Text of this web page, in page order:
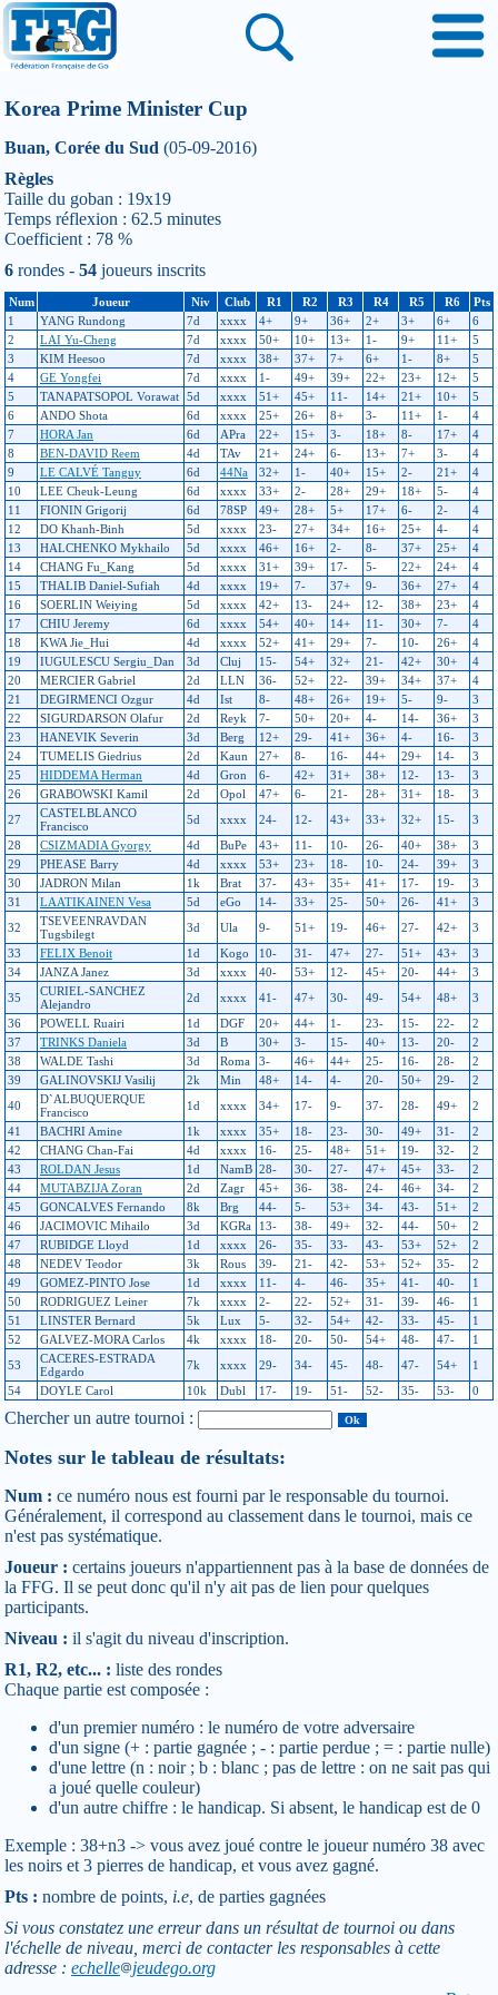
Korea Prime Minister Cup
Buan, Corée du Sud (05-09-2016)
Règles
Taille du goban : 19x19
Temps réflexion : 62.5 minutes
Coefficient : 78 %
6 rondes - 54 joueurs inscrits
Num Joueur Niv Club R1 R2 R3 R4 R5 R6
Pts
1
YANG Rundong 7d xxxx 4+ 9+ 36+ 2+ 3+ 6+
6
2
LAI Yu-Cheng 7d xxxx 50+ 10+ 13+ 1- 9+ 11+
5
3
KIM Heesoo 7d xxxx 38+ 37+ 7+ 6+ 1- 8+
5
4
GE Yongfei 7d xxxx 1- 49+ 39+ 22+ 23+ 12+
5
5
TANAPATSOPOL Vorawat 5d xxxx 51+ 45+ 11- 14+ 21+ 10+
5
6
ANDO Shota 6d xxxx 25+ 26+ 8+ 3- 11+ 1-
4
7
HORA Jan 6d APra 22+ 15+ 3- 18+ 8- 17+
4
8
BEN-DAVID Reem 4d TAv 21+ 24+ 6- 13+ 7+ 3-
4
9
LE CALVÉ Tanguy 6d 44Na 32+ 1- 40+ 15+ 2- 21+
4
10
LEE Cheuk-Leung 6d xxxx 33+ 2- 28+ 29+ 18+ 5-
4
11
FIONIN Grigorij 6d 78SP 49+ 28+ 5+ 17+ 6- 2-
4
12
DO Khanh-Binh 5d xxxx 23- 27+ 34+ 16+ 25+ 4-
4
13
HALCHENKO Mykhailo 5d xxxx 46+ 16+ 2- 8- 37+ 25+
4
14
CHANG Fu_Kang 5d xxxx 31+ 39+ 17- 5- 22+ 24+
4
15
THALIB Daniel-Sufiah 4d xxxx 19+ 7- 37+ 9- 36+ 27+
4
16
SOERLIN Weiying 5d xxxx 42+ 13- 24+ 12- 38+ 23+
4
17
CHIU Jeremy 6d xxxx 54+ 40+ 14+ 11- 30+ 7-
4
18
KWA Jie_Hui 4d xxxx 52+ 41+ 29+ 7- 10- 26+
4
19
IUGULESCU Sergiu_Dan 3d Cluj 15- 54+ 32+ 21- 42+ 30+
4
20
MERCIER Gabriel 2d LLN 36- 52+ 22- 39+ 34+ 37+
4
21
DEGIRMENCI Ozgur 4d Ist 8- 48+ 26+ 19+ 5- 9-
3
22
SIGURDARSON Olafur 2d Reyk 7- 50+ 20+ 4- 14- 36+
3
23
HANEVIK Severin 3d Berg 12+ 29- 41+ 36+ 4- 16-
3
24
TUMELIS Giedrius 2d Kaun 27+ 8- 16- 44+ 29+ 14-
3
25
HIDDEMA Herman 4d Gron 6- 42+ 31+ 38+ 12- 13-
3
26
GRABOWSKI Kamil 2d Opol 47+ 6- 21- 28+ 31+ 18-
3
27
CASTELBLANCO
Francisco
5d xxxx 24- 12- 43+ 33+ 32+ 15-
3
28
CSIZMADIA Gyorgy 4d BuPe 43+ 11- 10- 26- 40+ 38+
3
29
PHEASE Barry 4d xxxx 53+ 23+ 18- 10- 24- 39+
3
30
JADRON Milan 1k Brat 37- 43+ 35+ 41+ 17- 19-
3
31
LAATIKAINEN Vesa 5d eGo 14- 33+ 25- 50+ 26- 41+
3
32
TSEVEENRAVDAN
Tugsbilegt
3d Ula 9- 51+ 19- 46+ 27- 42+
3
33
FELIX Benoit 1d Kogo 10- 31- 47+ 27- 51+ 43+
3
34
JANZA Janez 3d xxxx 40- 53+ 12- 45+ 20- 44+
3
35
CURIEL-SANCHEZ
Alejandro
2d xxxx 41- 47+ 30- 49- 54+ 48+
3
36
POWELL Ruairi 1d DGF 20+ 44+ 1- 23- 15- 22-
2
37
TRINKS Daniela 3d B 30+ 3- 15- 40+ 13- 20-
2
38
WALDE Tashi 3d Roma 3- 46+ 44+ 25- 16- 28-
2
39
GALINOVSKIJ Vasilij 2k Min 48+ 14- 4- 20- 50+ 29-
2
40
D`ALBUQUERQUE
Francisco
1d xxxx 34+ 17- 9- 37- 28- 49+
2
41
BACHRI Amine 1k xxxx 35+ 18- 23- 30- 49+ 31-
2
42
CHANG Chan-Fai 4d xxxx 16- 25- 48+ 51+ 19- 32-
2
43
ROLDAN Jesus 1d NamB 28- 30- 27- 47+ 45+ 33-
2
44
MUTABZIJA Zoran 2d Zagr 45+ 36- 38- 24- 46+ 34-
2
45
GONCALVES Fernando 8k Brg 44- 5- 53+ 34- 43- 51+
2
46
JACIMOVIC Mihailo 3d KGRa 13- 38- 49+ 32- 44- 50+
2
47
RUBIDGE Lloyd 1d xxxx 26- 35- 33- 43- 53+ 52+
2
48
NEDEV Teodor 3k Rous 39- 21- 42- 53+ 52+ 35-
2
49
GOMEZ-PINTO Jose 1d xxxx 11- 4- 46- 35+ 41- 40-
1
50
RODRIGUEZ Leiner 7k xxxx 2- 22- 52+ 31- 39- 46-
1
51
LINSTER Bernard 5k Lux 5- 32- 54+ 42- 33- 45-
1
52
GALVEZ-MORA Carlos 4k xxxx 18- 20- 50- 54+ 48- 47-
1
53
CACERES-ESTRADA
Edgardo
7k xxxx 29- 34- 45- 48- 47- 54+
1
54
DOYLE Carol 10k Dubl 17- 19- 51- 52- 35- 53- 0
Chercher un autre tournoi :
Notes sur le tableau de résultats:
Num : ce numéro nous est fourni par le responsable du tournoi.
Généralement, il correspond au classement dans le tournoi, mais ce
n'est pas systématique.
Joueur : certains joueurs n'appartiennent pas à la base de données de
la FFG. Il se peut donc qu'il n'y ait pas de lien pour quelques
participants.
Niveau : il s'agit du niveau d'inscription.
R1, R2, etc... : liste des rondes
Chaque partie est composée :
d'un premier numéro : le numéro de votre adversaire
d'un signe (+ : partie gagnée ; - : partie perdue ; = : partie nulle)
d'une lettre (n : noir ; b : blanc ; pas de lettre : on ne sait pas qui
a joué quelle couleur)
d'un autre chiffre : le handicap. Si absent, le handicap est de 0
Exemple : 38+n3 -> vous avez joué contre le joueur numéro 38 avec
les noirs et 3 pierres de handicap, et vous avez gagné.
Pts : nombre de points, i.e, de parties gagnées
Si vous constatez une erreur dans un résultat de tournoi ou dans
l'échelle de niveau, merci de contacter les responsables à cette
adresse : echelle
jeudego.org